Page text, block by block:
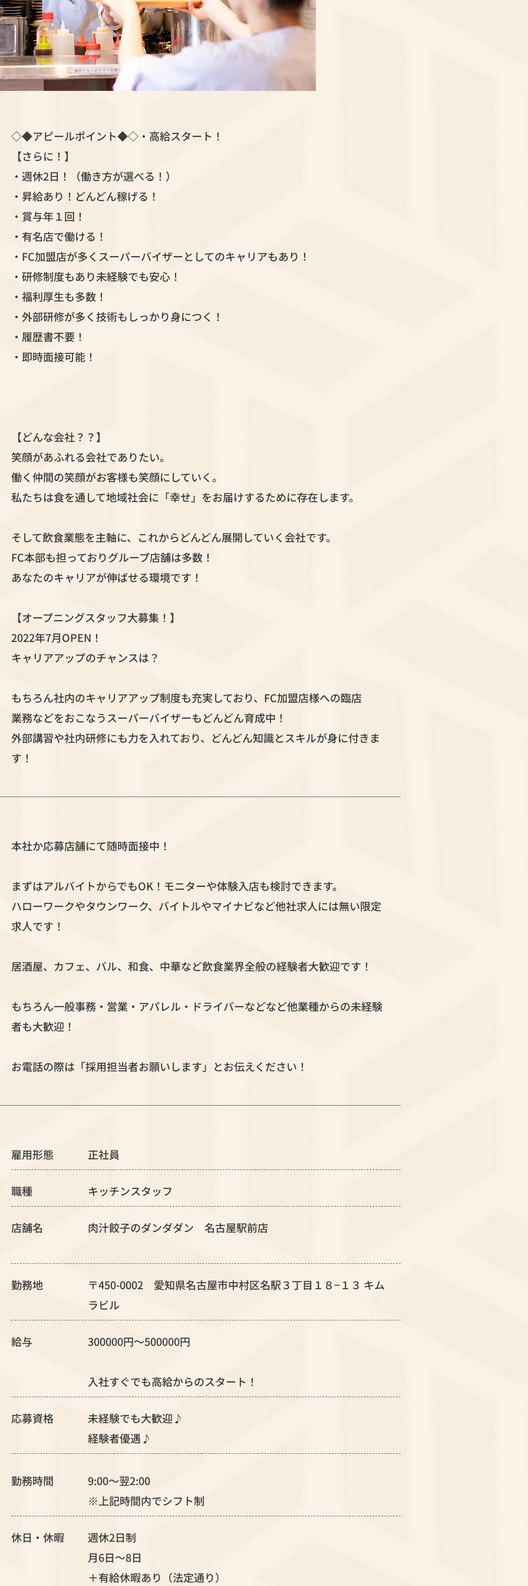
◇◆アピールポイント◆◇・高給スタート！
【さらに！】
・週休2日！（働き方が選べる！）
・昇給あり！どんどん稼げる！
・賞与年１回！
・有名店で働ける！
・FC加盟店が多くスーパーバイザーとしてのキャリアもあり！
・研修制度もあり未経験でも安心！
・福利厚生も多数！
・外部研修が多く技術もしっかり身につく！
・履歴書不要！
・即時面接可能！
【どんな会社？？】
笑顔があふれる会社でありたい。
働く仲間の笑顔がお客様も笑顔にしていく。
私たちは食を通して地域社会に「幸せ」をお届けするために存在します。
そして飲食業態を主軸に、これからどんどん展開していく会社です。
FC本部も担っておりグループ店舗は多数！
あなたのキャリアが伸ばせる環境です！
【オープニングスタッフ大募集！】
2022年7月OPEN！
キャリアアップのチャンスは？
もちろん社内のキャリアアップ制度も充実しており、FC加盟店様への臨店
業務などをおこなうスーパーバイザーもどんどん育成中！
外部講習や社内研修にも力を入れており、どんどん知識とスキルが身に付きま
す！
本社か応募店舗にて随時面接中！
まずはアルバイトからでもOK！モニターや体験入店も検討できます。
ハローワークやタウンワーク、バイトルやマイナビなど他社求人には無い限定
求人です！
居酒屋、カフェ、バル、和食、中華など飲食業界全般の経験者大歓迎です！
もちろん一般事務・営業・アパレル・ドライバーなどなど他業種からの未経験
者も大歓迎！
お電話の際は「採用担当者お願いします」とお伝えください！
雇用形態 正社員
職種 キッチンスタッフ
店舗名 肉汁餃子のダンダダン 名古屋駅前店
勤務地
〒450-0002 愛知県名古屋市中村区名駅３丁目１８−１３ キム
ラビル
給与 300000円～500000円
入社すぐでも高給からのスタート！
応募資格
未経験でも大歓迎♪
経験者優遇♪
勤務時間
9:00～翌2:00
※上記時間内でシフト制
休日・休暇
週休2日制
月6日～8日
＋有給休暇あり（法定通り）